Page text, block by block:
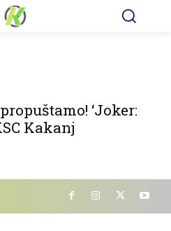
‘Joker:
Kakanj